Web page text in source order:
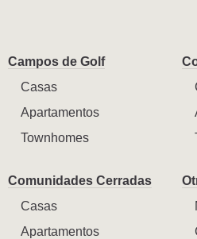
Campos de Golf
Casas
Apartamentos
Townhomes
Comunidades Cerradas
Casas
Apartamentos